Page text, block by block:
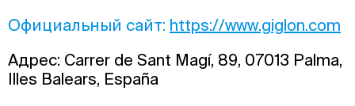
Официальный сайт: https://www.giglon.com
Адрес: Carrer de Sant Magí, 89, 07013 Palma,
Illes Balears, España